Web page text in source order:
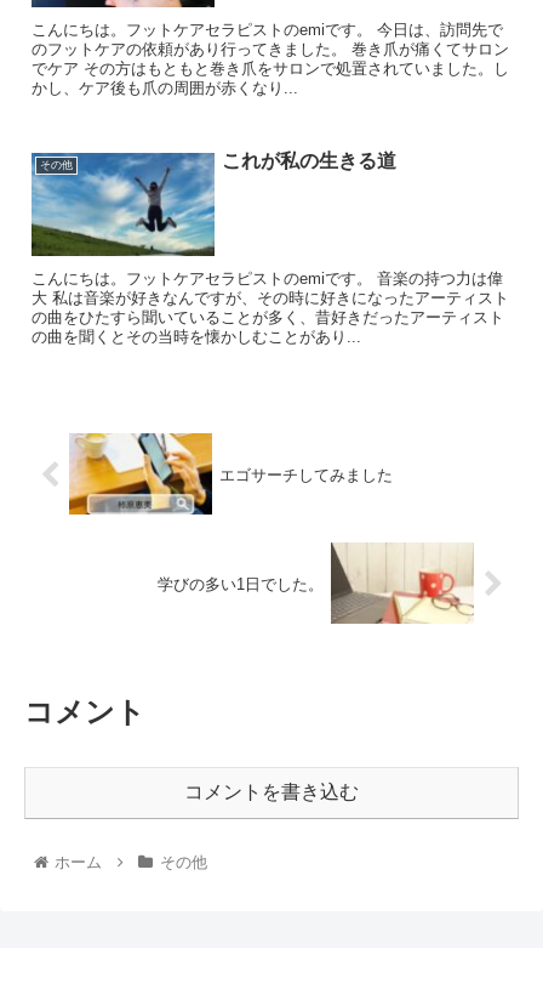
こんにちは。フットケアセラピストのemiです。 今日は、訪問先で
のフットケアの依頼があり行ってきました。 巻き爪が痛くてサロン
でケア その方はもともと巻き爪をサロンで処置されていました。し
かし、ケア後も爪の周囲が赤くなり...
その他 これが私の生きる道
こんにちは。フットケアセラピストのemiです。 音楽の持つ力は偉
大 私は音楽が好きなんですが、その時に好きになったアーティスト
の曲をひたすら聞いていることが多く、昔好きだったアーティスト
の曲を聞くとその当時を懐かしむことがあり...
エゴサーチしてみました
学びの多い1日でした。
コメント
コメントを書き込む
ホーム その他